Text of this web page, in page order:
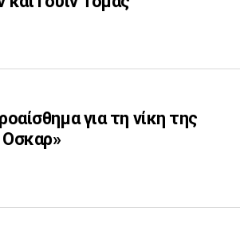
για τη νίκη της
Οσκαρ»